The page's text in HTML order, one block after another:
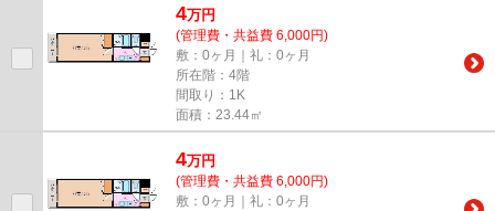
4万円
(管理費・共益費 6,000円)
敷：0ヶ月｜礼：0ヶ月
所在階：4階
間取り：1K
面積：23.44㎡
4万円
(管理費・共益費 6,000円)
敷：0ヶ月｜礼：0ヶ月